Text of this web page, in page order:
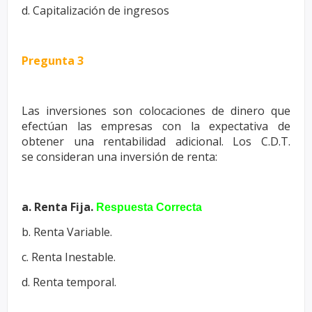
d. Capitalización de ingresos
Pregunta 3
Las inversiones son colocaciones de dinero que
efectúan las empresas con la expectativa de
obtener una rentabilidad adicional. Los C.D.T.
se consideran una inversión de renta:
a. Renta Fija. Respuesta Correcta
b. Renta Variable.
c. Renta Inestable.
d. Renta temporal.